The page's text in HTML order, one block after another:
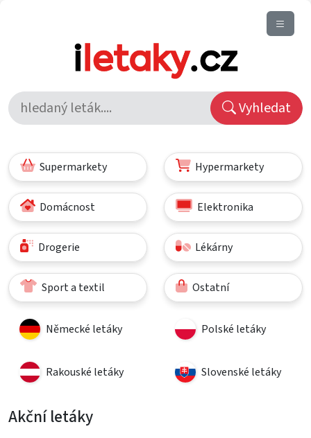
Vyhledat
Supermarkety Hypermarkety
Domácnost Elektronika
Drogerie Lékárny
Sport a textil Ostatní
Německé letáky Polské letáky
Rakouské letáky Slovenské letáky
Akční letáky